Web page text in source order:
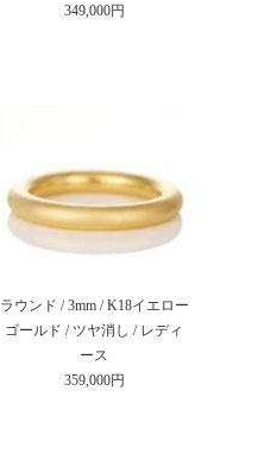
349,000円
ラウンド / 3mm / K18イエロー
ゴールド / ツヤ消し / レディ
ース
359,000円